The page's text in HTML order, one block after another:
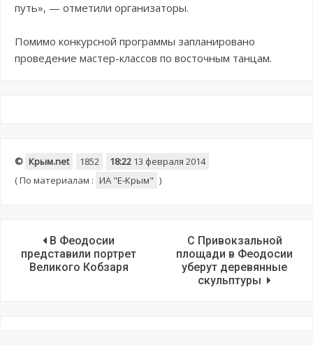
путь», — отметили организаторы.
Помимо конкурсной программы запланировано
проведение мастер-классов по восточным танцам.
© Крым.net 1852 18:22 13 февраля 2014
(По материалам : ИА "E-Крым" )
В Феодосии
представили портрет
Великого Кобзаря
С Привокзальной
площади в Феодосии
уберут деревянные
скульптуры